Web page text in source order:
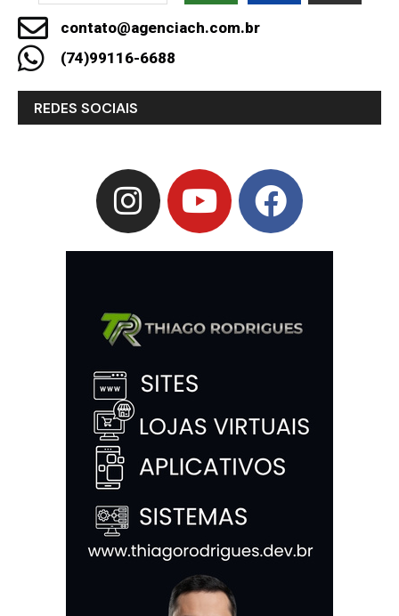
contato@agenciach.com.br
(74)99116-6688
REDES SOCIAIS